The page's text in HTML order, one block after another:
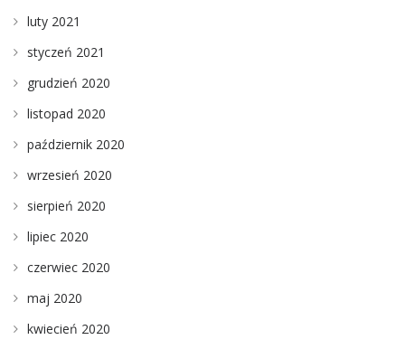
luty 2021
styczeń 2021
grudzień 2020
listopad 2020
październik 2020
wrzesień 2020
sierpień 2020
lipiec 2020
czerwiec 2020
maj 2020
kwiecień 2020